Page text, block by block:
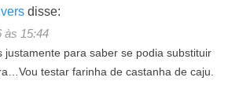
disse:
às 15:44
justamente para saber se podia substituir
testar farinha de castanha de caju.